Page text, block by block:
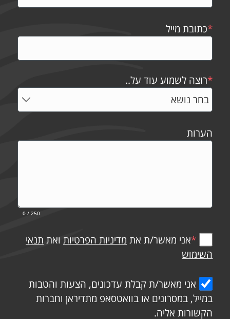
*כתובת מייל
*רוצה לשמוע עוד על..
הערות
0 / 250
*אני מאשר/ת את מדיניות הפרטיות ואת תנאי
השימוש
אני מאשר/ת קבלת עדכונים, הצעות והטבות
במייל, במסרונים או בוואטסאפ מתדיראן וחברות
הקשורות אליה.